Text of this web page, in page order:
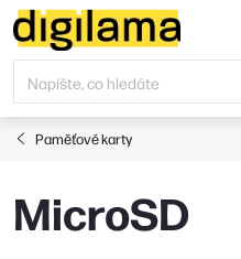
Přejít
na
obsah
Paměťové karty
MicroSD